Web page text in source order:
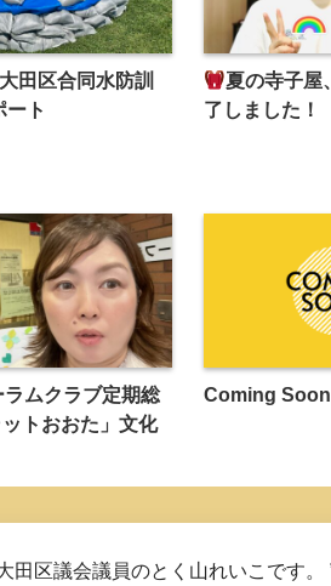
田区合同水防訓
ート
夏の寺子屋
了しました！
ラムクラブ定期総
トおおた」文化
Coming Soon
田区議会議員のとく山れいこです。